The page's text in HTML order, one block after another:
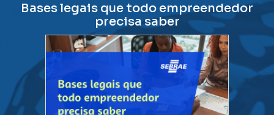
Bases legais que todo empreendedor
precisa saber